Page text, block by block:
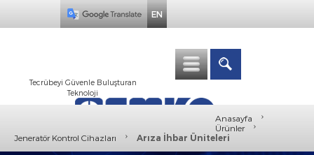
EN
Tecrübeyi Güvenle Buluşturan
Teknoloji
Anasayfa ›
Ürünler ›
Jeneratör Kontrol Cihazları › Arıza İhbar Üniteleri